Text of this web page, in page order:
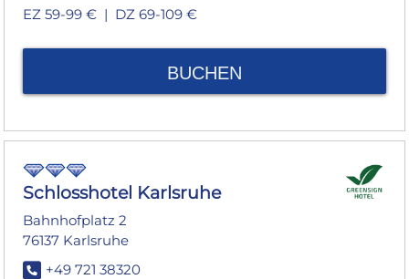
EZ 59-99 € | DZ 69-109 €
BUCHEN
Schlosshotel Karlsruhe
Bahnhofplatz 2
76137 Karlsruhe
+49 721 38320